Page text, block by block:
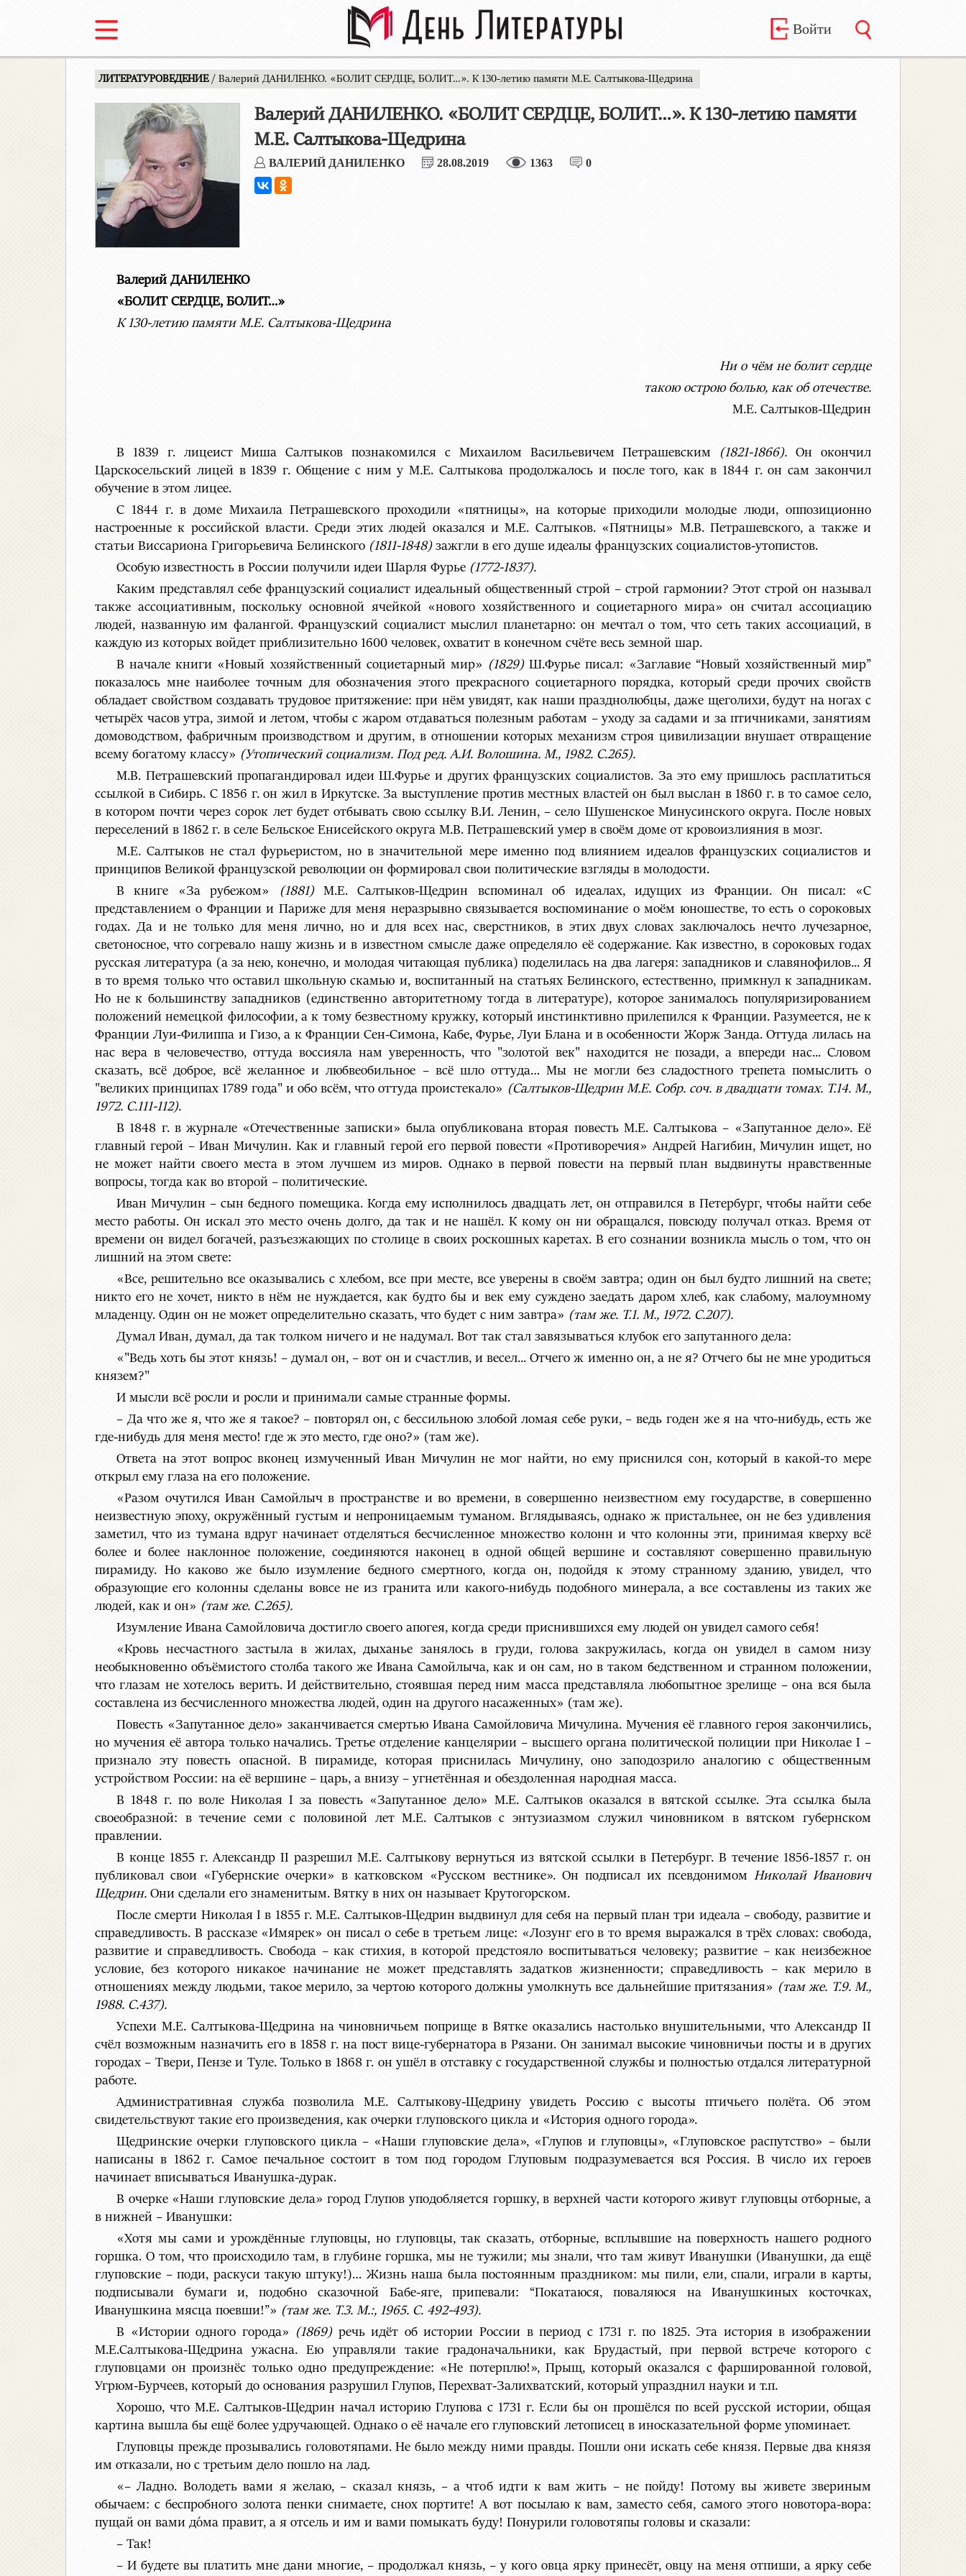
Войти
ЛИТЕРАТУРОВЕДЕНИЕ / Валерий ДАНИЛЕНКО. «БОЛИТ СЕРДЦЕ, БОЛИТ…». К 130-летию памяти М.Е. Салтыкова-Щедрина
Валерий ДАНИЛЕНКО. «БОЛИТ СЕРДЦЕ, БОЛИТ…». К 130-летию памяти
М.Е. Салтыкова-Щедрина
ВАЛЕРИЙ ДАНИЛЕНКО 28.08.2019 1363 0
Валерий ДАНИЛЕНКО
«БОЛИТ СЕРДЦЕ, БОЛИТ…»
К 130-летию памяти М.Е. Салтыкова-Щедрина
Ни о чём не болит сердце
такою острою болью, как об отечестве.
М.Е. Салтыков-Щедрин
В 1839 г. лицеист Миша Салтыков познакомился с Михаилом Васильевичем Петрашевским (1821-1866). Он окончил
Царскосельский лицей в 1839 г. Общение с ним у М.Е. Салтыкова продолжалось и после того, как в 1844 г. он сам закончил
обучение в этом лицее.
С 1844 г. в доме Михаила Петрашевского проходили «пятницы», на которые приходили молодые люди, оппозиционно
настроенные к российской власти. Среди этих людей оказался и М.Е. Салтыков. «Пятницы» М.В. Петрашевского, а также и
статьи Виссариона Григорьевича Белинского (1811-1848)зажгли в его душе идеалы французских социалистов-утопистов.
Особую известность в России получили идеи Шарля Фурье (1772-1837).
Каким представлял себе французский социалист идеальный общественный строй – строй гармонии? Этот строй он называл
также ассоциативным, поскольку основной ячейкой «нового хозяйственного и социетарного мира» он считал ассоциацию
людей, названную им фалангой. Французский социалист мыслил планетарно: он мечтал о том, что сеть таких ассоциаций, в
каждую из которых войдет приблизительно 1600 человек, охватит в конечном счёте весь земной шар.
В начале книги «Новый хозяйственный социетарный мир» (1829)Ш.Фурье писал: «Заглавие “Новый хозяйственный мир”
показалось мне наиболее точным для обозначения этого прекрасного социетарного порядка, который среди прочих свойств
обладает свойством создавать трудовое притяжение: при нём увидят, как наши празднолюбцы, даже щеголихи, будут на ногах с
четырёх часов утра, зимой и летом, чтобы с жаром отдаваться полезным работам – уходу за садами и за птичниками, занятиям
домоводством, фабричным производством и другим, в отношении которых механизм строя цивилизации внушает отвращение
всему богатому классу» (Утопический социализм. Под ред. А.И. Волошина. М., 1982. С.265).
М.В. Петрашевский пропагандировал идеи Ш.Фурье и других французских социалистов. За это ему пришлось расплатиться
ссылкой в Сибирь. С 1856 г. он жил в Иркутске. За выступление против местных властей он был выслан в 1860 г. в то самое село,
в котором почти через сорок лет будет отбывать свою ссылку В.И. Ленин, – село Шушенское Минусинского округа. После новых
переселений в 1862 г. в селе Бельское Енисейского округа М.В. Петрашевский умер в своём доме от кровоизлияния в мозг.
М.Е. Салтыков не стал фурьеристом, но в значительной мере именно под влиянием идеалов французских социалистов и
принципов Великой французской революции он формировал свои политические взгляды в молодости.
В книге «За рубежом»
(1881)М.Е. Салтыков-Щедрин вспоминал об идеалах, идущих из Франции. Он писал: «С
представлением о Франции и Париже для меня неразрывно связывается воспоминание о моём юношестве, то есть о сороковых
годах. Да и не только для меня лично, но и для всех нас, сверстников, в этих двух словах заключалось нечто лучезарное,
светоносное, что согревало нашу жизнь и в известном смысле даже определяло её содержание. Как известно, в сороковых годах
русская литература (а за нею, конечно, и молодая читающая публика) поделилась на два лагеря: западников и славянофилов... Я
в то время только что оставил школьную скамью и, воспитанный на статьях Белинского, естественно, примкнул к западникам.
Но не к большинству западников (единственно авторитетному тогда в литературе), которое занималось популяризированием
положений немецкой философии, а к тому безвестному кружку, который инстинктивно прилепился к Франции. Разумеется, не к
Франции Луи-Филиппа и Гизо, а к Франции Сен-Симона, Кабе, Фурье, Луи Блана и в особенности Жорж Занда. Оттуда лилась на
нас вера в человечество, оттуда воссияла нам уверенность, что "золотой век" находится не позади, а впереди нас... Словом
сказать, всё доброе, всё желанное и любвеобильное – всё шло оттуда… Мы не могли без сладостного трепета помыслить о
"великих принципах 1789 года" и обо всём, что оттуда проистекало» (Салтыков-Щедрин М.Е. Собр. соч. в двадцати томах. Т.14. М.,
1972. С.111-112).
В 1848 г. в журнале «Отечественные записки» была опубликована вторая повесть М.Е. Салтыкова – «Запутанное дело». Её
главный герой – Иван Мичулин. Как и главный герой его первой повести «Противоречия» Андрей Нагибин, Мичулин ищет, но
не может найти своего места в этом лучшем из миров. Однако в первой повести на первый план выдвинуты нравственные
вопросы, тогда как во второй – политические.
Иван Мичулин – сын бедного помещика. Когда ему исполнилось двадцать лет, он отправился в Петербург, чтобы найти себе
место работы. Он искал это место очень долго, да так и не нашёл. К кому он ни обращался, повсюду получал отказ. Время от
времени он видел богачей, разъезжающих по столице в своих роскошных каретах. В его сознании возникла мысль о том, что он
лишний на этом свете:
«Все, решительно все оказывались с хлебом, все при месте, все уверены в своём завтра; один он был будто лишний на свете;
никто его не хочет, никто в нём не нуждается, как будто бы и век ему суждено заедать даром хлеб, как слабому, малоумному
младенцу. Один он не может определительно сказать, что будет с ним завтра» (там же. Т.1. М., 1972. С.207).
Думал Иван, думал, да так толком ничего и не надумал. Вот так стал завязываться клубок его запутанного дела:
«"Ведь хоть бы этот князь! – думал он, – вот он и счастлив, и весел... Отчего ж именно он, а не я? Отчего бы не мне уродиться
князем?"
И мысли всё росли и росли и принимали самые странные формы.
– Да что же я, что же я такое? – повторял он, с бессильною злобой ломая себе руки, – ведь годен же я на что-нибудь, есть же
где-нибудь для меня место! где ж это место, где оно?» (там же).
Ответа на этот вопрос вконец измученный Иван Мичулин не мог найти, но ему приснился сон, который в какой-то мере
открыл ему глаза на его положение.
«Разом очутился Иван Самойлыч в пространстве и во времени, в совершенно неизвестном ему государстве, в совершенно
неизвестную эпоху, окружённый густым и непроницаемым туманом. Вглядываясь, однако ж пристальнее, он не без удивления
заметил, что из тумана вдруг начинает отделяться бесчисленное множество колонн и что колонны эти, принимая кверху всё
более и более наклонное положение, соединяются наконец в одной общей вершине и составляют совершенно правильную
пирамиду. Но каково же было изумление бедного смертного, когда он, подойдя к этому странному зданию, увидел, что
образующие его колонны сделаны вовсе не из гранита или какого-нибудь подобного минерала, а все составлены из таких же
людей, как и он» (там же. С.265).
Изумление Ивана Самойловича достигло своего апогея, когда среди приснившихся ему людей он увидел самого себя!
«Кровь несчастного застыла в жилах, дыханье занялось в груди, голова закружилась, когда он увидел в самом низу
необыкновенно объёмистого столба такого же Ивана Самойлыча, как и он сам, но в таком бедственном и странном положении,
что глазам не хотелось верить. И действительно, стоявшая перед ним масса представляла любопытное зрелище – она вся была
составлена из бесчисленного множества людей, один на другого насаженных» (там же).
Повесть «Запутанное дело» заканчивается смертью Ивана Самойловича Мичулина. Мучения её главного героя закончились,
но мучения её автора только начались. Третье отделение канцелярии – высшего органа политической полиции при Николае I –
признало эту повесть опасной. В пирамиде, которая приснилась Мичулину, оно заподозрило аналогию с общественным
устройством России: на её вершине – царь, а внизу – угнетённая и обездоленная народная масса.
В 1848 г. по воле Николая I за повесть «Запутанное дело» М.Е. Салтыков оказался в вятской ссылке. Эта ссылка была
своеобразной: в течение семи с половиной лет М.Е. Салтыков с энтузиазмом служил чиновником в вятском губернском
правлении.
В конце 1855 г. Александр II разрешил М.Е. Салтыкову вернуться из вятской ссылки в Петербург. В течение 1856-1857 г. он
публиковал свои «Губернские очерки» в катковском «Русском вестнике». Он подписал их псевдонимом Николай Иванович
Щедрин. Они сделали его знаменитым. Вятку в них он называет Крутогорском.
После смерти Николая I в 1855 г. М.Е. Салтыков-Щедрин выдвинул для себя на первый план три идеала – свободу, развитие и
справедливость. В рассказе «Имярек» он писал о себе в третьем лице: «Лозунг его в то время выражался в трёх словах: свобода,
развитие и справедливость. Свобода – как стихия, в которой предстояло воспитываться человеку; развитие – как неизбежное
условие, без которого никакое начинание не может представлять задатков жизненности; справедливость – как мерило в
отношениях между людьми, такое мерило, за чертою которого должны умолкнуть все дальнейшие притязания» (там же. Т.9. М.,
1988. С.437).
Успехи М.Е. Салтыкова-Щедрина на чиновничьем поприще в Вятке оказались настолько внушительными, что Александр II
счёл возможным назначить его в 1858 г. на пост вице-губернатора в Рязани. Он занимал высокие чиновничьи посты и в других
городах – Твери, Пензе и Туле. Только в 1868 г. он ушёл в отставку с государственной службы и полностью отдался литературной
работе.
Административная служба позволила М.Е. Салтыкову-Щедрину увидеть Россию с высоты птичьего полёта. Об этом
свидетельствуют такие его произведения, как очерки глуповского цикла и «История одного города».
Щедринские очерки глуповского цикла – «Наши глуповские дела», «Глупов и глуповцы», «Глуповское распутство» – были
написаны в 1862 г. Самое печальное состоит в том под городом Глуповым подразумевается вся Россия. В число их героев
начинает вписываться Иванушка-дурак.
В очерке «Наши глуповские дела» город Глупов уподобляется горшку, в верхней части которого живут глуповцы отборные, а
в нижней – Иванушки:
«Хотя мы сами и урождённые глуповцы, но глуповцы, так сказать, отборные, всплывшие на поверхность нашего родного
горшка. О том, что происходило там, в глубине горшка, мы не тужили; мы знали, что там живут Иванушки (Иванушки, да ещё
глуповские – поди, раскуси такую штуку!)… Жизнь наша была постоянным праздником: мы пили, ели, спали, играли в карты,
подписывали бумаги и, подобно сказочной Бабе-яге, припевали: “Покатаюся, поваляюся на Иванушкиных косточках,
Иванушкина мясца поевши!”» (там же. Т.3. М.:, 1965. С. 492-493).
В «Истории одного города» (1869)речь идёт об истории России в период с 1731 г. по 1825. Эта история в изображении
М.Е.Салтыкова-Щедрина ужасна. Ею управляли такие градоначальники, как Брудастый, при первой встрече которого с
глуповцами он произнёс только одно предупреждение: «Не потерплю!», Прыщ, который оказался с фаршированной головой,
Угрюм-Бурчеев, который до основания разрушил Глупов, Перехват-Залихватский, который упразднил науки и т.п.
Хорошо, что М.Е. Салтыков-Щедрин начал историю Глупова с 1731 г. Если бы он прошёлся по всей русской истории, общая
картина вышла бы ещё более удручающей. Однако о её начале его глуповский летописец в иносказательной форме упоминает.
Глуповцы прежде прозывались головотяпами. Не было между ними правды. Пошли они искать себе князя. Первые два князя
им отказали, но с третьим дело пошло на лад.
«– Ладно. Володеть вами я желаю, – сказал князь, – а чтоб идти к вам жить – не пойду! Потому вы живете звериным
обычаем: с беспробного золота пенки снимаете, снох портите! А вот посылаю к вам, заместо себя, самого этого новотора-вора:
пущай он вами до́ма правит, а я отсель и им и вами помыкать буду! Понурили головотяпы головы и сказали:
– Так!
– И будете вы платить мне дани многие, – продолжал князь, – у кого овца ярку принесёт, овцу на меня отпиши, а ярку себе